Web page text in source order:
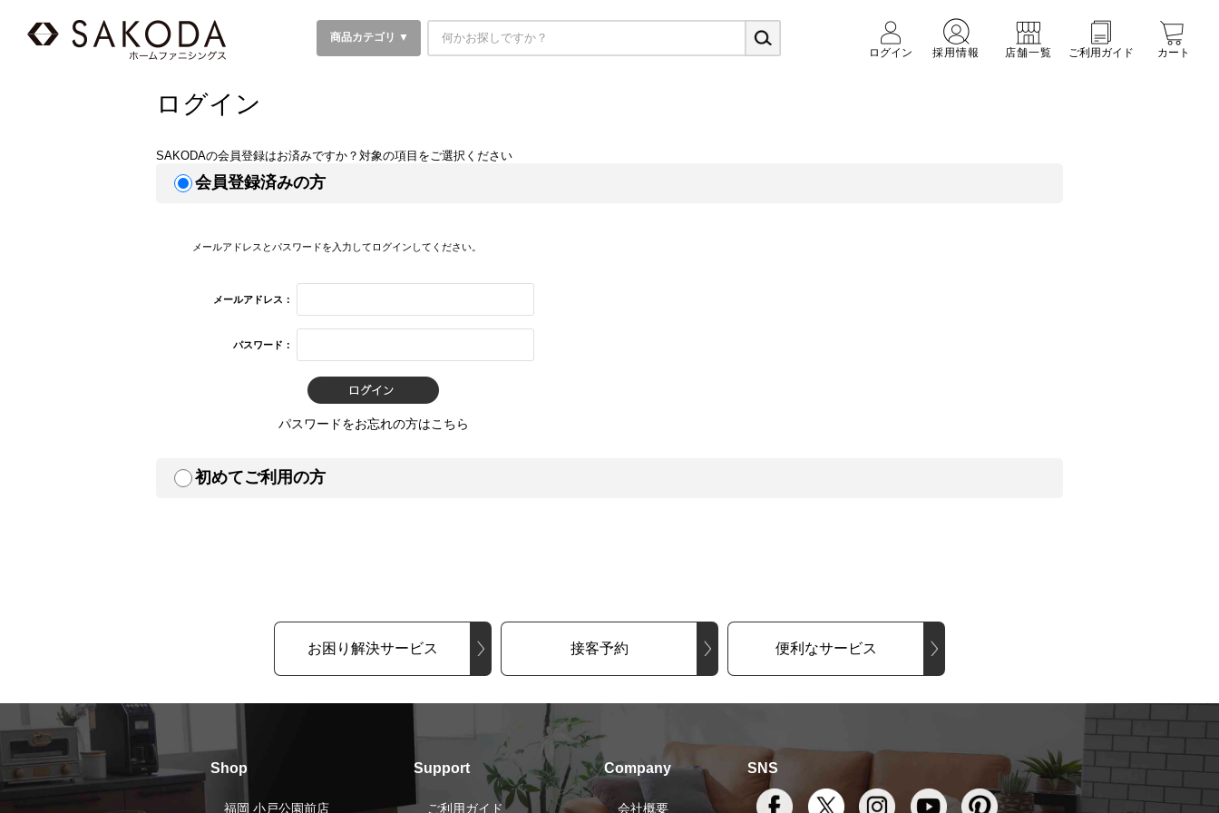
商品カテゴリ ▼
ログイン
採用情報 店舗一覧 ご利用ガイド カート
ログイン
SAKODAの会員登録はお済みですか？対象の項目をご選択ください
会員登録済みの方
メールアドレスとパスワードを入力してログインしてください。
メールアドレス：
パスワード：
パスワードをお忘れの方はこちら
初めてご利用の方
お困り解決サービス 接客予約 便利なサービス
Shop
福岡 小戸公園前店
Support
ご利用ガイド
Company
会社概要
SNS